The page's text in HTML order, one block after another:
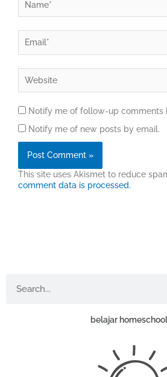
Notify me of follow-up comments
Notify me of new posts by email.
This site uses Akismet to reduce
comment data is processed.
belajar